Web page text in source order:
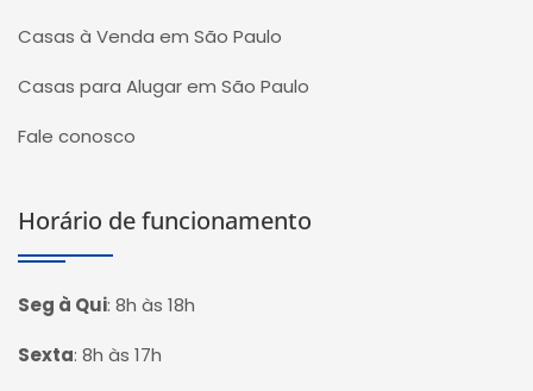
Casas à Venda em São Paulo
Casas para Alugar em São Paulo
Fale conosco
Horário de funcionamento
Seg à Qui: 8h às 18h
Sexta: 8h às 17h